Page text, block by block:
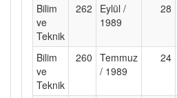
Bilim
ve
Teknik
262
Eylül /
1989
28
Bilim
ve
Teknik
260 Temmuz
/ 1989
24